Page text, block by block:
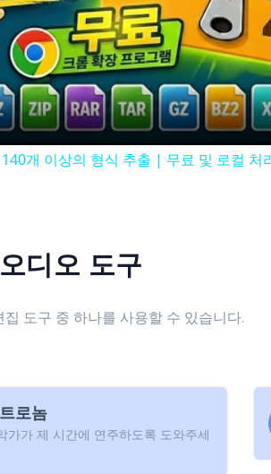
Video
개 이상의 형식 추출 | 무료 및 로컬 처
오디오 도구
도구 중 하나를 사용할 수 있습니다.
로놈
가가 제 시간에 연주하도록 도와주세